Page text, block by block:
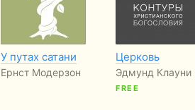
У путах сатани
Ернст Модерзон
Церковь
Эдмунд Клауни
FREE